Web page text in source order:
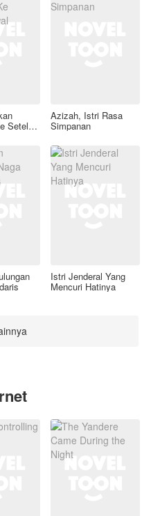
Setelan
Azizah, Istri Rasa
Simpanan
Istri Jenderal Yang
Mencuri Hatinya